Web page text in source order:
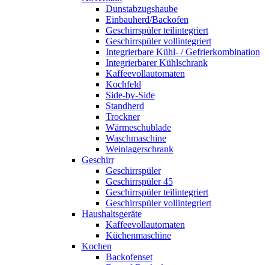
Dunstabzugshaube
Einbauherd/Backofen
Geschirrspüler teilintegriert
Geschirrspüler vollintegriert
Integrierbare Kühl- / Gefrierkombination
Integrierbarer Kühlschrank
Kaffeevollautomaten
Kochfeld
Side-by-Side
Standherd
Trockner
Wärmeschublade
Waschmaschine
Weinlagerschrank
Geschirr
Geschirrspüler
Geschirrspüler 45
Geschirrspüler teilintegriert
Geschirrspüler vollintegriert
Haushaltsgeräte
Kaffeevollautomaten
Küchenmaschine
Kochen
Backofenset